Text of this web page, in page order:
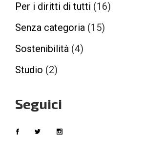
Per i diritti di tutti (16)
Senza categoria (15)
Sostenibilità (4)
Studio (2)
Seguici